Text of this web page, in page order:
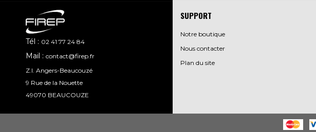
SUPPORT
Notre boutique
Nous contacter
Plan du site
Tél : 02 41 77 24 84
Mail : contact@firep.fr
Z.I. Angers-Beaucouzé
9 Rue de la Nouette
49070 BEAUCOUZE